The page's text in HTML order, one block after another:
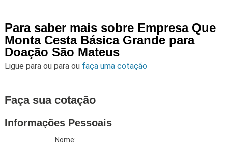
Para saber mais sobre Empresa Que
Monta Cesta Básica Grande para
Doação São Mateus
Ligue para ou para ou faça uma cotação
Faça sua cotação
Informações Pessoais
Nome: